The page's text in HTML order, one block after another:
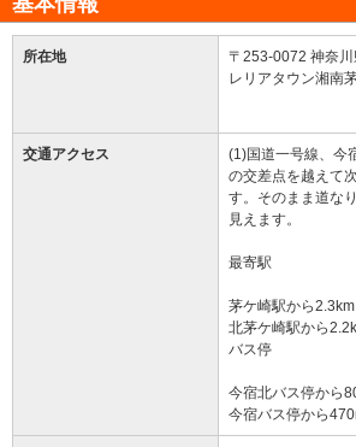
本格的な出張バーベキュー店です！
生産者から直接仕入れた新鮮で旨味抜群な国産黒毛
最小6名から1,300名まで対応可能ですので会社の
ご自宅、会社敷地、駐車場、公園、海岸など どこ
幅広い年齢層に美味しく召し上がって頂ける自慢の
分にお楽しみ下さい。さらに、バーベキューの定番
「焼きおにぎり」がBBQ太郎なら全てのコースに含
お持ちする食材も厳選しておりますので必ずご満足
す。
もちろん BBQに使う機材は全てセットに含まれてい
配達も設営も無料！（都内など他府県については交
※【食材内容】 国産和牛ロースA4ランク（1人前90
グラム） 鳥もも（1人前80グラム） 粗挽きウインナ
き野菜（3種） 焼きそば（もやし付）
所在地
〒253-0072 神奈
レリアタウン湘南
交通アクセス
(1)国道一号線、今
の交差点を越えて
す。そのまま道な
見えます。
最寄駅
茅ケ崎駅から2.3km
北茅ケ崎駅から
バス停
今宿北バス停から
今宿バス停から